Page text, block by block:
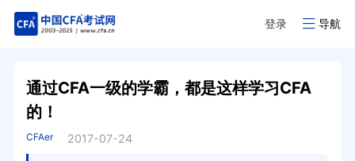
登录 导航
通过CFA一级的学霸，都是这样学习CFA
的！
CFAer 2017-07-24